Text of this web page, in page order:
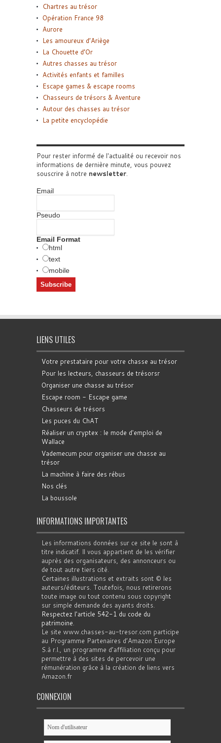
Chartres au trésor
Opération France 98
Aurore
Les amoureux d’Ariège
La Chouette d’Or
Autres chasses au trésor
Activités enfants et familles
Escape games & escape rooms
Chasseurs de trésors & Aventure
Autour des chasses au trésor
La petite encyclopédie
Pour rester informé de l'actualité ou recevoir nos
informations de dernière minute, vous pouvez
souscrire à notre newsletter
Email
Pseudo
Email Format
html
text
mobile
LIENS UTILES
Votre prestataire pour votre chasse au trésor
Pour les lecteurs, chasseurs de trésorsr
Organiser une chasse au trésor
Escape room - Escape game
Chasseurs de trésors
Les puces du ChAT
Réaliser un cryptex : le mode d'emploi de
Wallace
Vademecum pour organiser une chasse au
trésor
La machine à faire des rébus
Nos clés
La boussole
INFORMATIONS IMPORTANTES
Les informations données sur ce site le sont à
titre indicatif. Il vous appartient de les vérifier
auprès des organisateurs, des annonceurs ou
de tout autre tiers cité.
Certaines illustrations et extraits sont © les
auteurs/éditeurs. Toutefois, nous retirerons
toute image ou tout contenu sous copyright
sur simple demande des ayants droits.
Respectez l'article 542-1 du code du
patrimoine
Le site www.chasses-au-tresor.com participe
au Programme Partenaires d’Amazon Europe
S.à r.l., un programme d’affiliation conçu pour
permettre à des sites de percevoir une
rémunération grâce à la création de liens vers
Amazon.fr
CONNEXION